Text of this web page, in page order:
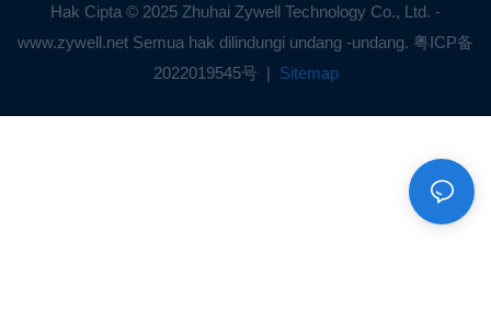
Hak Cipta © 2025 Zhuhai Zywell Technology Co., Ltd. -
www.zywell.net Semua hak dilindungi undang -undang. 粤ICP备
2022019545号 | Sitemap